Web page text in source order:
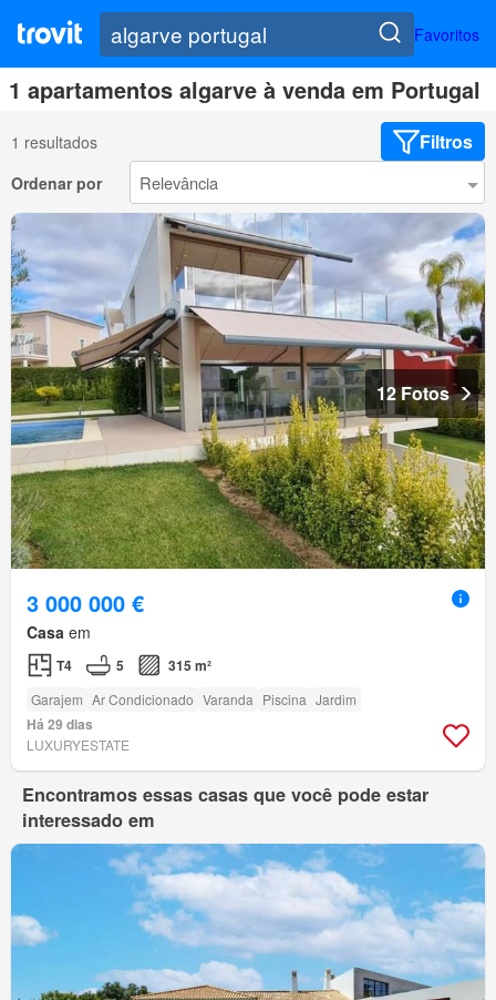
Favoritos
1 apartamentos algarve à venda em Portugal
1 resultados Filtros
Ordenar por
12 Fotos
3 000 000 €
Casa em
T4 5 315 m²
Garajem Ar Condicionado Varanda Piscina Jardim
Há 29 dias
LUXURYESTATE
Encontramos essas casas que você pode estar
interessado em